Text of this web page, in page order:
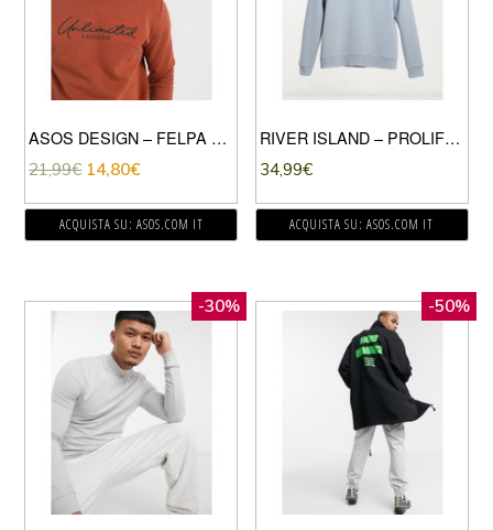
ASOS DESIGN – FELPA MARRONE CON SCRITTA “UNLIMITED”
21,99€ 14,80€
ACQUISTA SU: ASOS.COM IT
RIVER ISLAND – PROLIFIC – FELPA CON CAPPUCCIO ATTILLATA GRIGIA-GRIGIO
34,99€
ACQUISTA SU: ASOS.COM IT
-30% -50%